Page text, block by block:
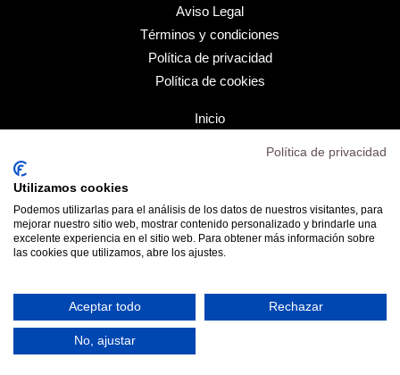
Aviso Legal
Términos y condiciones
Política de privacidad
Política de cookies
Inicio
tienda@cdheidelberg.es
Política de privacidad
Utilizamos cookies
Podemos utilizarlas para el análisis de los datos de nuestros visitantes, para
mejorar nuestro sitio web, mostrar contenido personalizado y brindarle una
excelente experiencia en el sitio web. Para obtener más información sobre
las cookies que utilizamos, abre los ajustes.
Aceptar todo Rechazar
No, ajustar